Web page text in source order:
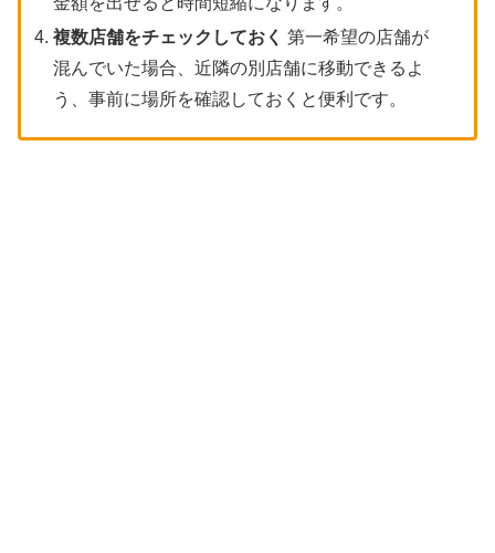
複数店舗をチェックしておく 第一希望の店舗が
混んでいた場合、近隣の別店舗に移動できるよ
う、事前に場所を確認しておくと便利です。